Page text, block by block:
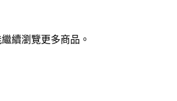
續瀏覽更多商品。